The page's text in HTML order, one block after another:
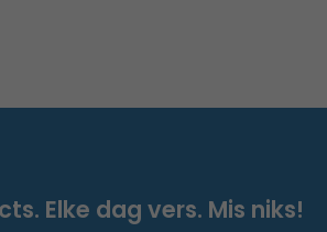
Elke dag vers. Mis niks!